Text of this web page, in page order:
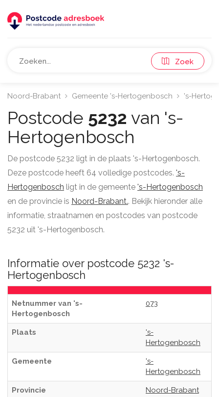
Zoek
Noord-Brabant Gemeente 's-Hertogenbosch 's-
Postcode 5232 van 's-
Hertogenbosch
De postcode 5232 ligt in de plaats 's-Hertogenbosch.
Deze postcode heeft 64 volledige postcodes. 's-
Hertogenbosch ligt in de gemeente 's-Hertogenbosch
en de provincie is Noord-Brabant.. Bekijk hieronder alle
informatie, straatnamen en postcodes van postcode
5232 uit 's-Hertogenbosch.
Informatie over postcode 5232 's-
Hertogenbosch
Netnummer van 's-
Hertogenbosch
073
Plaats
's-
Hertogenbosch
Gemeente
's-
Hertogenbosch
Provincie Noord-Brabant